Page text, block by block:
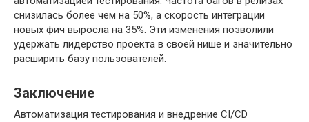
снизилась более чем на 50%, а скорость интеграции
новых фич выросла на 35%. Эти изменения позволили
удержать лидерство проекта в своей нише и значительно
расширить базу пользователей.
Заключение
Автоматизация тестирования и внедрение CI/CD